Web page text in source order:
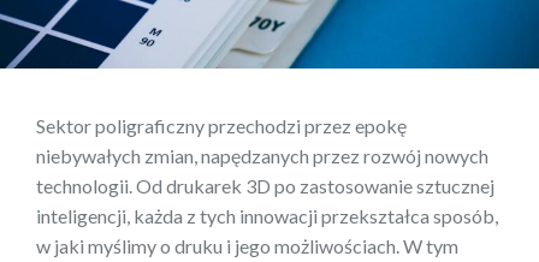
Sektor poligraficzny przechodzi przez epokę
niebywałych zmian, napędzanych przez rozwój nowych
technologii. Od drukarek 3D po zastosowanie sztucznej
inteligencji, każda z tych innowacji przekształca sposób,
w jaki myślimy o druku i jego możliwościach. W tym